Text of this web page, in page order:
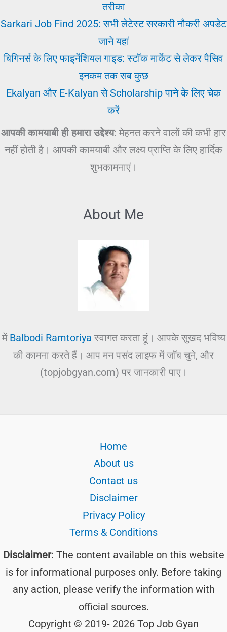
तरीका
Sarkari Job Find 2025: सभी लेटेस्ट सरकारी नौकरी अपडेट
जाने यहां
बिगिनर्स के लिए फाइनेंशियल गाइड: स्टॉक मार्केट से लेकर पैसिव
इनकम तक सब कुछ
Ekalyan और E-Kalyan से Scholarship पाने के लिए चेक
करें
आपकी कामयाबी ही हमारा उद्देश्य: मेहनत करने वालों की कभी हार
नहीं होती है। आपकी कामयाबी और लक्ष्य प्राप्ति के लिए हार्दिक
शुभकामनाएं।
About Me
में Balbodi Ramtoriya स्वागत करता हूं। आपके सुखद भविष्य
की कामना करते हैं। आप मन पसंद लाइफ में जॉब चुने, और
(topjobgyan.com) पर जानकारी पाए।
Home
About us
Contact us
Disclaimer
Privacy Policy
Terms & Conditions
Disclaimer: The content available on this website
is for informational purposes only. Before taking
any action, please verify the information with
official sources.
Copyright © 2019- 2026 Top Job Gyan